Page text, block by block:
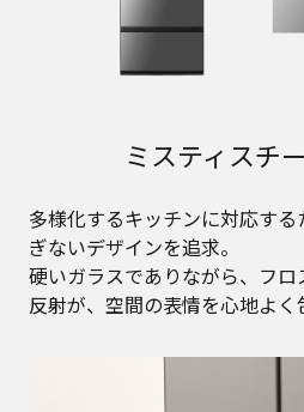
ミスティスチ
多様化するキッチンに対応す
ぎないデザインを追求。
硬いガラスでありながら、フ
反射が、空間の表情を心地よく